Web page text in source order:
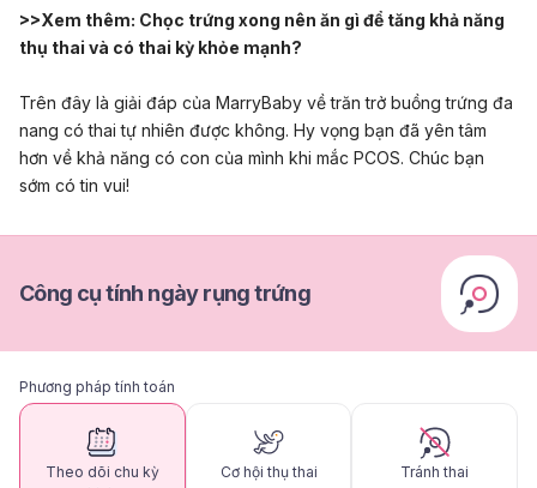
>>Xem thêm: Chọc trứng xong nên ăn gì để tăng khả năng
thụ thai và có thai kỳ khỏe mạnh?
Trên đây là giải đáp của MarryBaby về trăn trở buồng trứng đa
nang có thai tự nhiên được không. Hy vọng bạn đã yên tâm
hơn về khả năng có con của mình khi mắc PCOS. Chúc bạn
sớm có tin vui!
Công cụ tính ngày rụng trứng
Phương pháp tính toán
Theo dõi chu kỳ
Cơ hội thụ thai Tránh thai